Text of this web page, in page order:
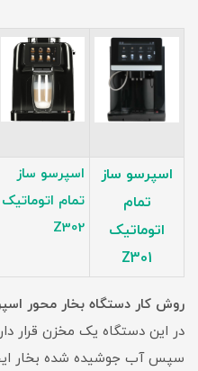
اسپرسو ساز
تمام
اتوماتیک
Z301
اسپرسو ساز
تمام اتوماتیک
Z302
روش کار دستگاه بخار محور
در این دستگاه یک مخزن قرار
سپس آب جوشیده شده بخار